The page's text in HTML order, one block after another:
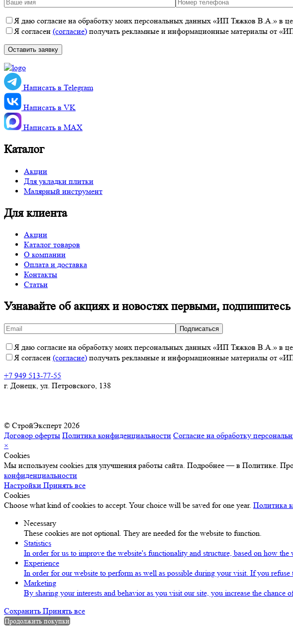
Я даю согласие на обработку моих персональных данных «ИП Тяжков В.А.» в
Я согласен (согласие) получать рекламные и информационные материалы от
Написать в Telegram
Написать в VK
Написать в MАХ
Каталог
Акции
Для укладки плитки
Малярный инструмент
Для клиента
Акции
Каталог товаров
О компании
Оплата и доставка
Контакты
Статьи
Узнавайте об акциях и новостях первыми,
Я даю согласие на обработку моих персональных данных «ИП Тяжков В.А.» в
Я согласен (согласие) получать рекламные и информационные материалы от
+7 949 513-77-55
г. Донецк, ул. Петровского, 138
© СтройЭксперт 2026
Договор оферты Политика конфиденциальности Согласие на обработку
×
Cookies
Мы используем cookies для улучшения работы сайта. Подробнее — в Политике.
конфиденциальности
Настройки Принять все
Cookies
Choose what kind of cookies to accept. Your choice will be saved for one year. Политика
Necessary
These cookies are not optional. They are needed for the website to function.
Statistics
In order for us to improve the website's functionality and structure, based on how the
Experience
In order for our website to perform as well as possible during your visit. If you
Marketing
By sharing your interests and behavior as you visit our site, you increase the chance
Сохранить Принять все
Продолжить покупки